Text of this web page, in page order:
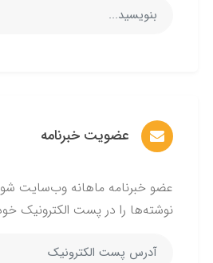
عضویت خبرنامه
عضو خبرنامه ماهانه وب‌سایت
نوشته‌ها را در پست الکترونیک